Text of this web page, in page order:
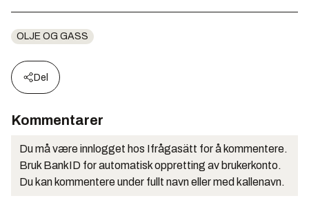
OLJE OG GASS
Del
Kommentarer
Du må være innlogget hos Ifrågasätt for å kommentere.
Bruk BankID for automatisk oppretting av brukerkonto.
Du kan kommentere under fullt navn eller med kallenavn.